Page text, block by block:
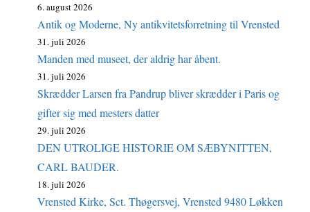
6. august 2026
Antik og Moderne, Ny antikvitetsforretning til Vrensted
31. juli 2026
Manden med museet, der aldrig har åbent.
31. juli 2026
Skrædder Larsen fra Pandrup bliver skrædder i Paris og
gifter sig med mesters datter
29. juli 2026
DEN UTROLIGE HISTORIE OM SÆBYNITTEN,
CARL BAUDER.
18. juli 2026
Vrensted Kirke, Sct. Thøgersvej, Vrensted 9480 Løkken